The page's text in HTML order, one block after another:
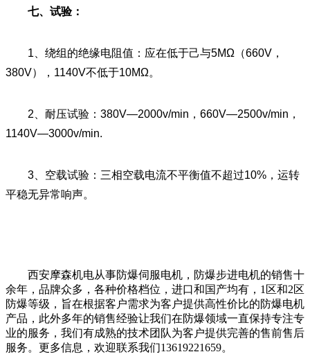
七、试验：
1、绕组的绝缘电阻值：应在低于己与5MΩ（660V，
380V），1140V不低于10MΩ。
2、耐压试验：380V—2000v/min，660V—2500v/min，
1140V—3000v/min.
3、空载试验：三相空载电流不平衡值不超过10%，运转
平稳无异常响声。
西安摩森机电从事防爆伺服电机，防爆步进电机的销售十
余年，品牌众多，各种价格档位，进口和国产均有，1区和2区
防爆等级，旨在根据客户需求为客户提供高性价比的防爆电机
产品，此外多年的销售经验让我们在防爆领域一直保持专注专
业的服务，我们有成熟的技术团队为客户提供完善的售前售后
服务。更多信息，欢迎联系我们13619221659。